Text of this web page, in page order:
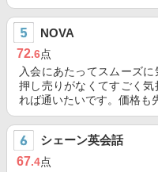
NOVA
72.6点
入会にあたってスムーズ
押し売りがなくてすごく
れば通いたいです。価格も
シェーン英会話
67.4点